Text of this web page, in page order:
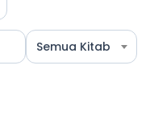
Semua Kitab